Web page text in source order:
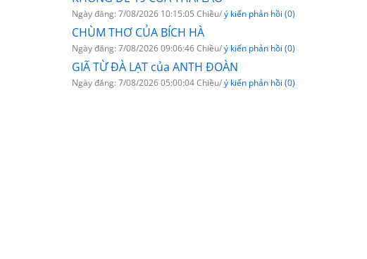
Ngày đăng: 7/08/2026 10:15:05 Chiều/ý kiến phản hồi (0)
CHÙM THƠ CỦA BÍCH HÀ
Ngày đăng: 7/08/2026 09:06:46 Chiều/ý kiến phản hồi (0)
GIÃ TỪ ĐÀ LẠT của ANTH ĐOÀN
Ngày đăng: 7/08/2026 05:00:04 Chiều/ý kiến phản hồi (0)